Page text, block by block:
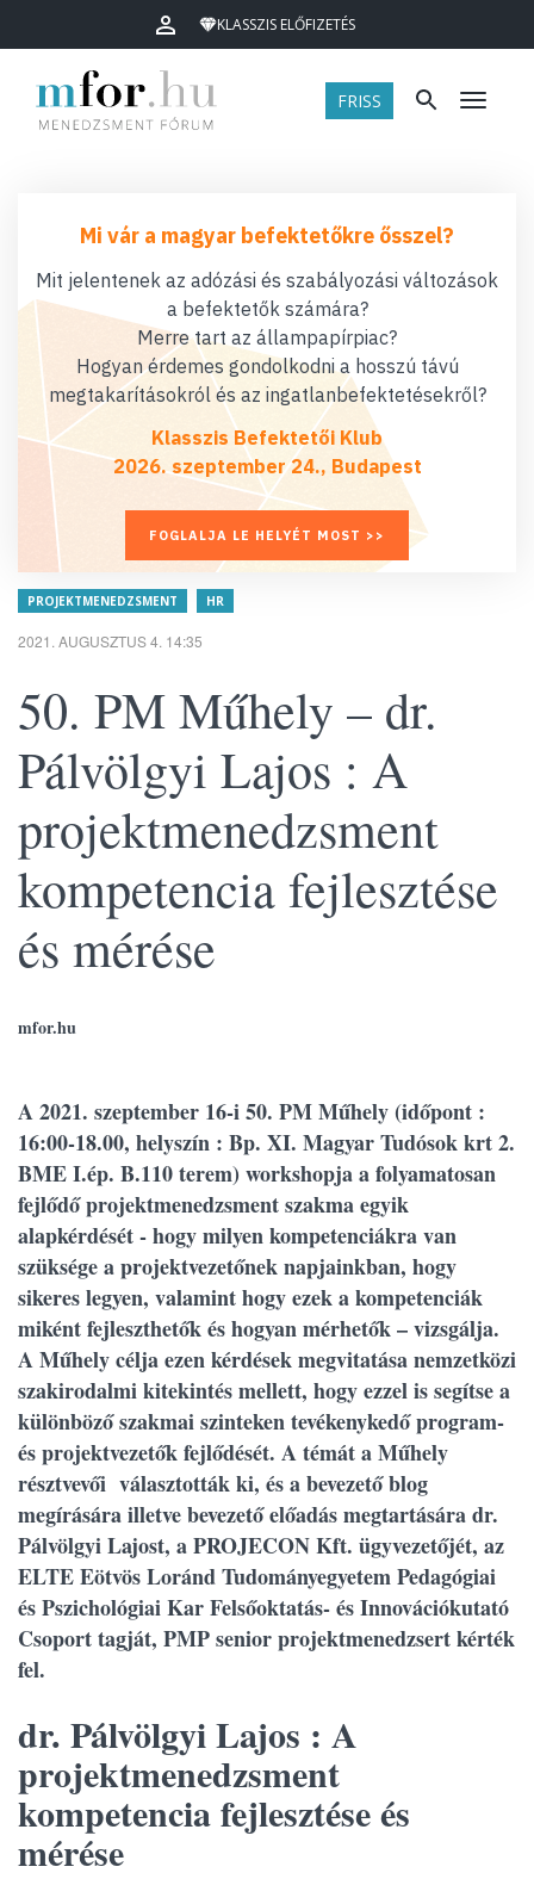
KLASSZIS ELŐFIZETÉS
FRISS Menü
Mi vár a magyar befektetőkre ősszel?
Mit jelentenek az adózási és szabályozási változások
a befektetők számára?
Merre tart az állampapírpiac?
Hogyan érdemes gondolkodni a hosszú távú
megtakarításokról és az ingatlanbefektetésekről?
Klasszis Befektetői Klub
2026. szeptember 24., Budapest
FOGLALJA LE HELYÉT MOST >>
PROJEKTMENEDZSMENT HR
2021. AUGUSZTUS 4. 14:35
50. PM Műhely – dr.
Pálvölgyi Lajos : A
projektmenedzsment
kompetencia fejlesztése
és mérése
mfor.hu
A 2021. szeptember 16-i 50. PM Műhely (időpont :
16:00-18.00, helyszín : Bp. XI. Magyar Tudósok krt 2.
BME I.ép. B.110 terem) workshopja a folyamatosan
fejlődő projektmenedzsment szakma egyik
alapkérdését - hogy milyen kompetenciákra van
szüksége a projektvezetőnek napjainkban, hogy
sikeres legyen, valamint hogy ezek a kompetenciák
miként fejleszthetők és hogyan mérhetők – vizsgálja.
A Műhely célja ezen kérdések megvitatása nemzetközi
szakirodalmi kitekintés mellett, hogy ezzel is segítse a
különböző szakmai szinteken tevékenykedő program-
és projektvezetők fejlődését. A témát a Műhely
résztvevői választották ki, és a bevezető blog
megírására illetve bevezető előadás megtartására dr.
Pálvölgyi Lajost, a PROJECON Kft. ügyvezetőjét, az
ELTE Eötvös Loránd Tudományegyetem Pedagógiai
és Pszichológiai Kar Felsőoktatás- és Innovációkutató
Csoport tagját, PMP senior projektmenedzsert kérték
fel.
dr. Pálvölgyi Lajos : A
projektmenedzsment
kompetencia fejlesztése és
mérése